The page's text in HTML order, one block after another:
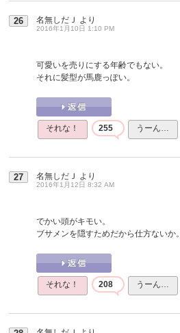
26 名無しだＪ より
2016年1月10日 1:10 PM
可愛いを売りにする年齢でもない。
それに髪型が馬鹿っぽい。
それな！ 255 うーん…
27 名無しだＪ より
2016年1月12日 8:32 AM
でかい頭がキモい。
ブサメンを隠すためだから仕方ないか。
それな！ 208 うーん…